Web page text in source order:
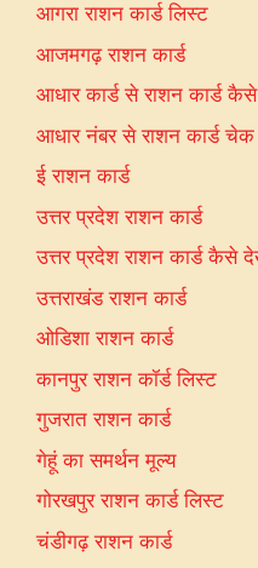
आगरा राशन कार्ड लिस्ट
आजमगढ़ राशन कार्ड
आधार कार्ड से राशन कार्ड
आधार नंबर से राशन कार्ड
ई राशन कार्ड
उत्तर प्रदेश राशन कार्ड
उत्तर प्रदेश राशन कार्ड कैसे
उत्तराखंड राशन कार्ड
ओडिशा राशन कार्ड
कानपुर राशन कॉर्ड लिस्ट
गुजरात राशन कार्ड
गेहूं का समर्थन मूल्य
गोरखपुर राशन कार्ड लिस्ट
चंडीगढ़ राशन कार्ड